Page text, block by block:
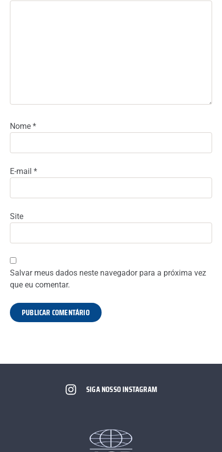
Nome *
E-mail *
Site
Salvar meus dados neste navegador para a próxima vez
que eu comentar.
SIGA NOSSO INSTAGRAM